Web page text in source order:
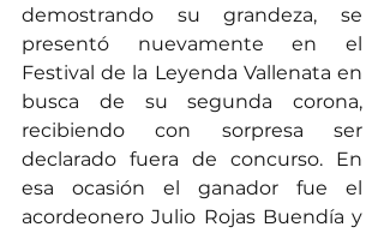
demostrando su grandeza, se
presentó nuevamente en el
Festival de la Leyenda Vallenata en
busca de su segunda corona,
recibiendo con sorpresa ser
declarado fuera de concurso. En
esa ocasión el ganador fue el
acordeonero Julio Rojas Buendía y